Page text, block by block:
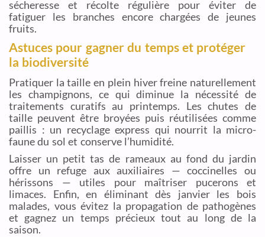
sécheresse et récolte régulière pour éviter de
fatiguer les branches encore chargées de jeunes
fruits.
Astuces pour gagner du temps et protéger
la biodiversité
Pratiquer la taille en plein hiver freine naturellement
les champignons, ce qui diminue la nécessité de
traitements curatifs au printemps. Les chutes de
taille peuvent être broyées puis réutilisées comme
paillis : un recyclage express qui nourrit la micro-
faune du sol et conserve l’humidité.
Laisser un petit tas de rameaux au fond du jardin
offre un refuge aux auxiliaires — coccinelles ou
hérissons — utiles pour maîtriser pucerons et
limaces. Enfin, en éliminant dès janvier les bois
malades, vous évitez la propagation de pathogènes
et gagnez un temps précieux tout au long de la
saison.